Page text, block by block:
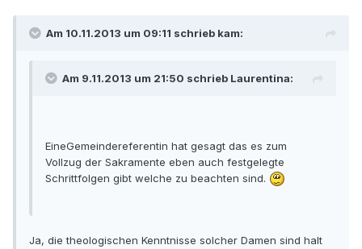
Am 10.11.2013 um 09:11 schrieb kam:
Am 9.11.2013 um 21:50 schrieb Laurentina:
EineGemeindereferentin hat gesagt das es zum
Vollzug der Sakramente eben auch festgelegte
Schrittfolgen gibt welche zu beachten sind.
Ja, die theologischen Kenntnisse solcher Damen sind halt